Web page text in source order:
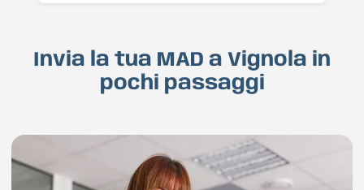
Invia la tua MAD a Vignola in
pochi passaggi